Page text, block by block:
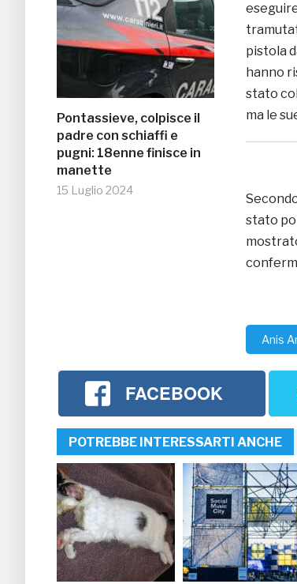
Pontassieve, colpisce il
padre con schiaffi e
pugni: 18enne finisce in
manette
15 Luglio 2024
pistola
hanno
stato
ma le
stato
Anis
FACEBOOK
POTREBBE INTERESSARTI ANCHE